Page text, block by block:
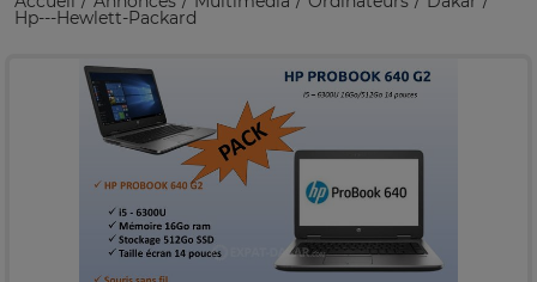
Hp---Hewlett-Packard